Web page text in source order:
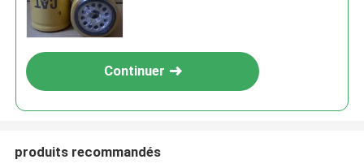
Continuer
produits recommandés